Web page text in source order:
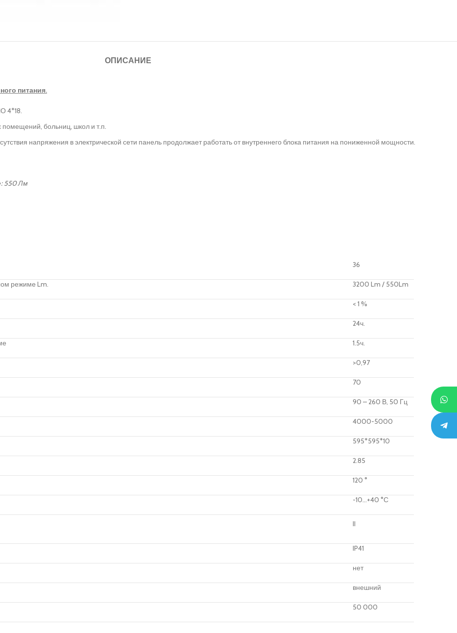
ОПИСАНИЕ
питания.
4*18.
больниц, школ и т.п.
напряжения в электрической сети панель продолжает работать от внутреннего блока питания на пониженной мощности.
550 Лм
36
режиме Lm. 3200 Lm / 550Lm
< 1 %
24ч.
1.5ч.
>0,97
70
90 – 260 В, 50 Гц
4000-5000
595*595*10
2.85
120 °
-10…+40 °С
II
IP41
нет
внешний
50 000